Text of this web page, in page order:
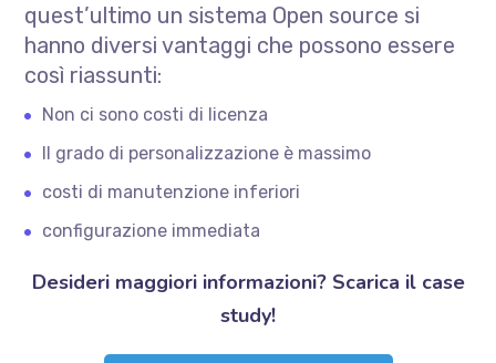
quest’ultimo un sistema Open source si
hanno diversi vantaggi che possono essere
così riassunti:
Non ci sono costi di licenza
Il grado di personalizzazione è massimo
costi di manutenzione inferiori
configurazione immediata
Desideri maggiori informazioni? Scarica il case
study!